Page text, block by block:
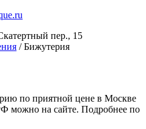
пер., 15
/ Бижутерия
по приятной цене в Москве
можно на сайте. Подробнее по